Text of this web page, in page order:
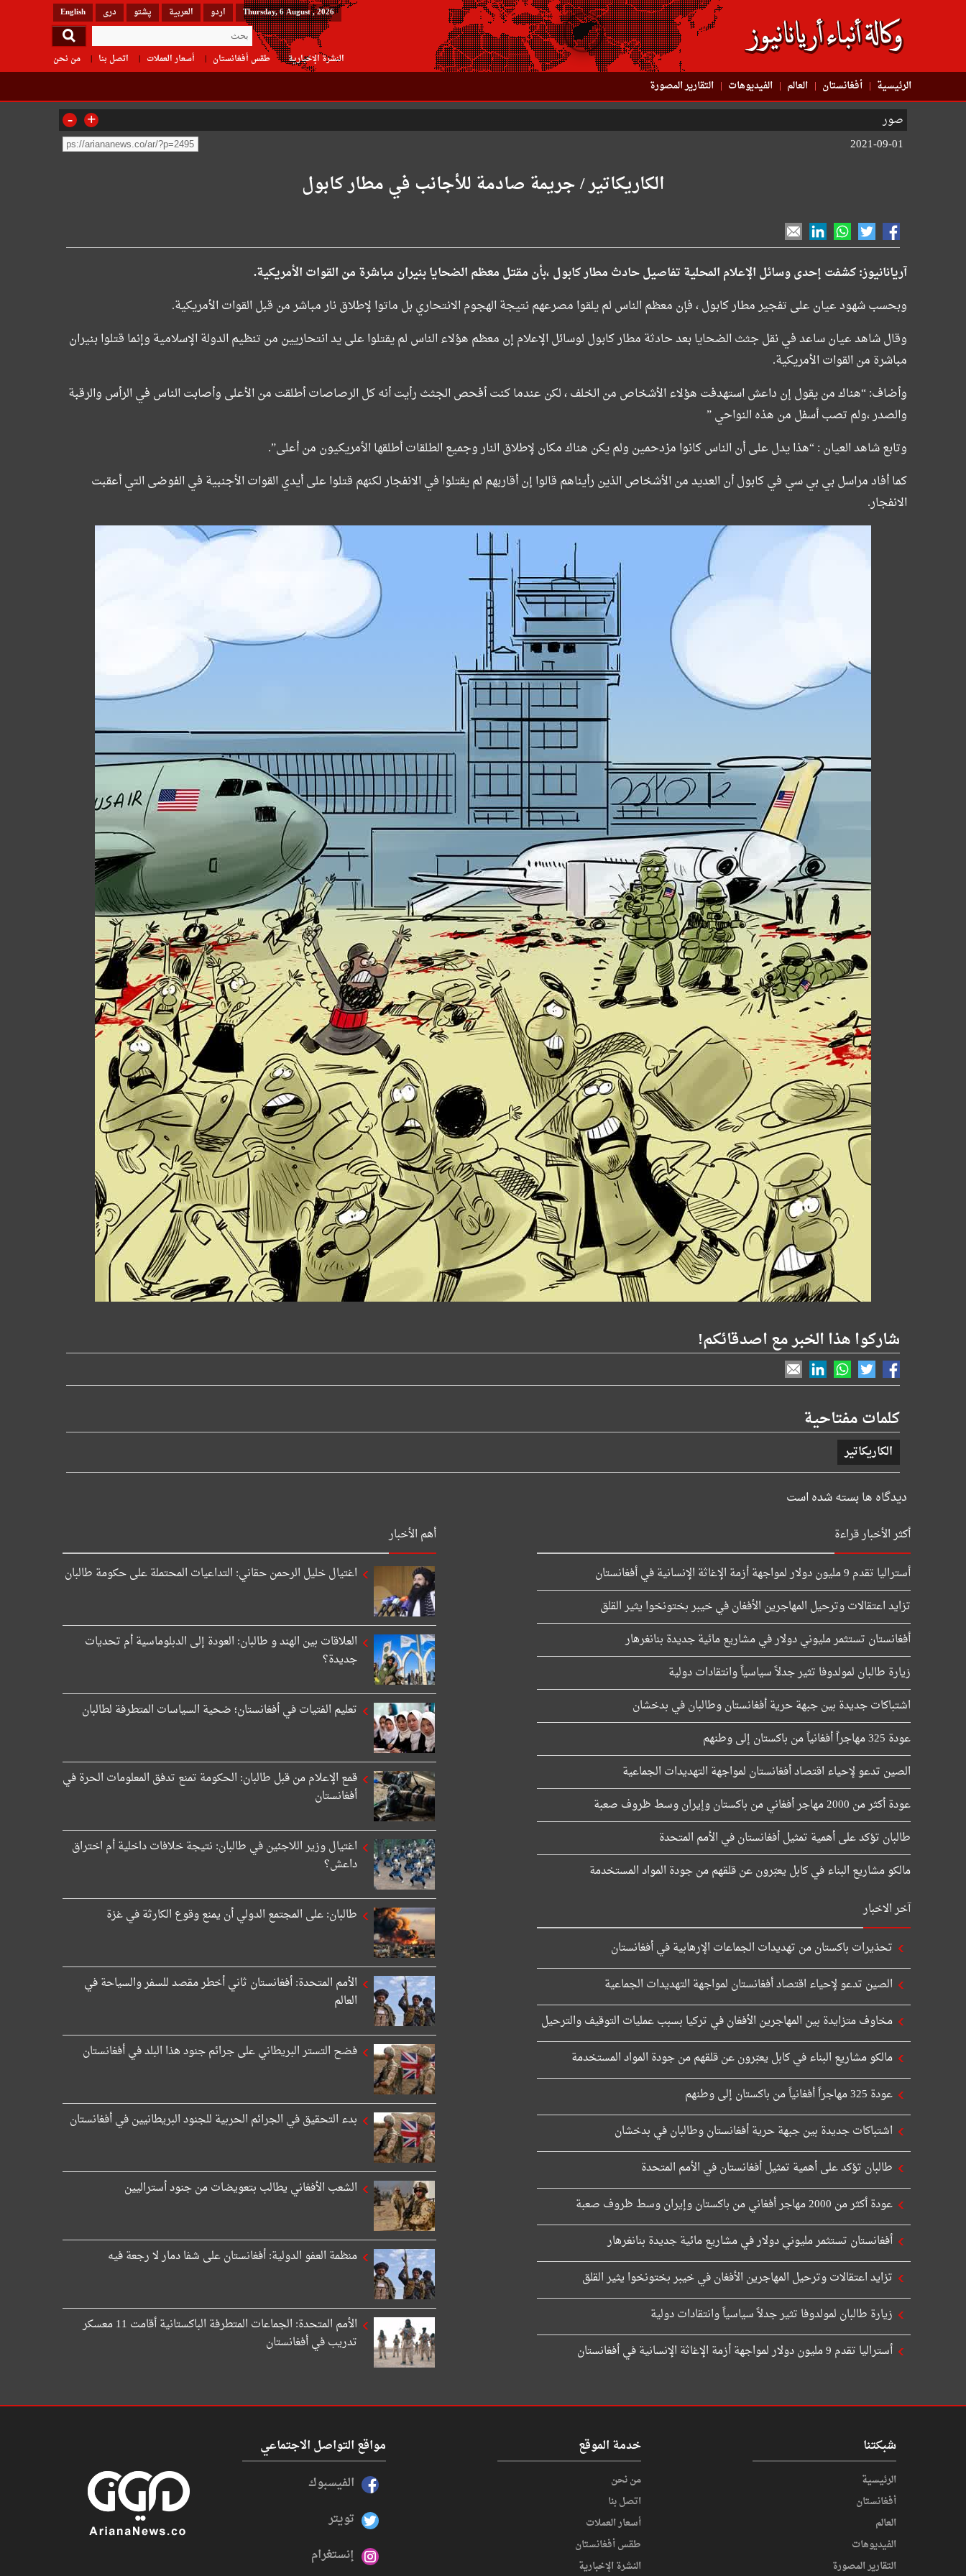
English دری پشتو العربیة اردو Thursday, 6 August , 2026
من نحن اتصل بنا أسعار العملات طقس أفغانستان النشرة الإخبارية
الرئيسية أفغانستان العالم الفیدیوهات التقاریر المصورة
صور - +
2021-09-01
الکاریکاتیر / جریمة صادمة للأجانب في مطار كابول
آریانانیوز: كشفت إحدى وسائل الإعلام المحلية تفاصيل حادث مطار كابول ،بأن مقتل معظم الضحايا بنيران مباشرة من القوات الأمريكية.
وبحسب شهود عيان على تفجير مطار كابول ، فإن معظم الناس لم يلقوا مصرعهم نتيجة الهجوم الانتحاري بل ماتوا لإطلاق نار مباشر من قبل القوات الأمريكية.
وقال شاهد عيان ساعد في نقل جثث الضحايا بعد حادثة مطار كابول لوسائل الإعلام إن معظم هؤلاء الناس لم يقتلوا على يد انتحاريين من تنظيم الدولة الإسلامية وإنما قتلوا بنيران
مباشرة من القوات الأمريكية.
وأضاف: “هناك من يقول إن داعش استهدفت هؤلاء الأشخاص من الخلف ، لكن عندما كنت أفحص الجثث رأيت أنه كل الرصاصات أطلقت من الأعلى وأصابت الناس في الرأس والرقبة
والصدر ،ولم تصب أسفل من هذه النواحي ”
وتابع شاهد العيان : “هذا يدل على أن الناس كانوا مزدحمين ولم يكن هناك مكان لإطلاق النار وجميع الطلقات أطلقها الأمريكيون من أعلى”.
كما أفاد مراسل بي بي سي في كابول أن العديد من الأشخاص الذين رأيناهم قالوا إن أقاربهم لم يقتلوا في الانفجار لكنهم قتلوا على أيدي القوات الأجنبية في الفوضى التي أعقبت
الانفجار.
شاركوا هذا الخبر مع اصدقائكم!
كلمات مفتاحية
الکاریکاتیر
دیدگاه ها بسته شده است
أكثر الأخبار قراءة
أستراليا تقدم 9 مليون دولار لمواجهة أزمة الإغاثة الإنسانية في أفغانستان
تزايد اعتقالات وترحيل المهاجرين الأفغان في خيبر بختونخوا يثير القلق
أفغانستان تستثمر مليوني دولار في مشاريع مائية جديدة بنانغرهار
زيارة طالبان لمولدوفا تثير جدلاً سياسياً وانتقادات دولية
اشتباكات جديدة بين جبهة حرية أفغانستان وطالبان في بدخشان
عودة 325 مهاجراً أفغانياً من باكستان إلى وطنهم
الصين تدعو لإحياء اقتصاد أفغانستان لمواجهة التهديدات الجماعية
عودة أكثر من 2000 مهاجر أفغاني من باكستان وإيران وسط ظروف صعبة
طالبان تؤكد على أهمية تمثيل أفغانستان في الأمم المتحدة
مالكو مشاريع البناء في كابل يعبّرون عن قلقهم من جودة المواد المستخدمة
أهم الأخبار
اغتيال خليل الرحمن حقاني: التداعيات المحتملة على حكومة طالبان
العلاقات بين الهند و طالبان: العودة إلى الدبلوماسية أم تحديات
جديدة؟
تعليم الفتيات في أفغانستان؛ ضحية السياسات المتطرفة لطالبان
قمع الإعلام من قبل طالبان: الحكومة تمنع تدفق المعلومات الحرة في
أفغانستان
اغتيال وزير اللاجئين في طالبان: نتيجة خلافات داخلية أم اختراق
داعش؟
طالبان: على المجتمع الدولي أن يمنع وقوع الكارثة في غزة
الأمم المتحدة: أفغانستان ثاني أخطر مقصد للسفر والسياحة في
العالم
فضح التستر البريطاني على جرائم جنود هذا البلد في أفغانستان
بدء التحقيق في الجرائم الحربیة للجنود البريطانيین في أفغانستان
الشعب الأفغاني يطالب بتعويضات من جنود أستراليين
منظمة العفو الدولية: أفغانستان على شفا دمار لا رجعة فيه
الأمم المتحدة: الجماعات المتطرفة الباكستانية أقامت 11 معسكر
تدريب في أفغانستان
آخر الاخبار
تحذيرات باكستان من تهديدات الجماعات الإرهابية في أفغانستان
الصين تدعو لإحياء اقتصاد أفغانستان لمواجهة التهديدات الجماعية
مخاوف متزايدة بين المهاجرين الأفغان في تركيا بسبب عمليات التوقيف والترحيل
مالكو مشاريع البناء في كابل يعبّرون عن قلقهم من جودة المواد المستخدمة
عودة 325 مهاجراً أفغانياً من باكستان إلى وطنهم
اشتباكات جديدة بين جبهة حرية أفغانستان وطالبان في بدخشان
طالبان تؤكد على أهمية تمثيل أفغانستان في الأمم المتحدة
عودة أكثر من 2000 مهاجر أفغاني من باكستان وإيران وسط ظروف صعبة
أفغانستان تستثمر مليوني دولار في مشاريع مائية جديدة بنانغرهار
تزايد اعتقالات وترحيل المهاجرين الأفغان في خيبر بختونخوا يثير القلق
زيارة طالبان لمولدوفا تثير جدلاً سياسياً وانتقادات دولية
أستراليا تقدم 9 مليون دولار لمواجهة أزمة الإغاثة الإنسانية في أفغانستان
مواقع التواصل الاجتماعي
الفيسبوك
تويتر
إنستغرام
خدمة الموقع
من نحن
اتصل بنا
أسعار العملات
طقس أفغانستان
النشرة الإخبارية
شبكتنا
الرئيسية
أفغانستان
العالم
الفیدیوهات
التقاریر المصورة